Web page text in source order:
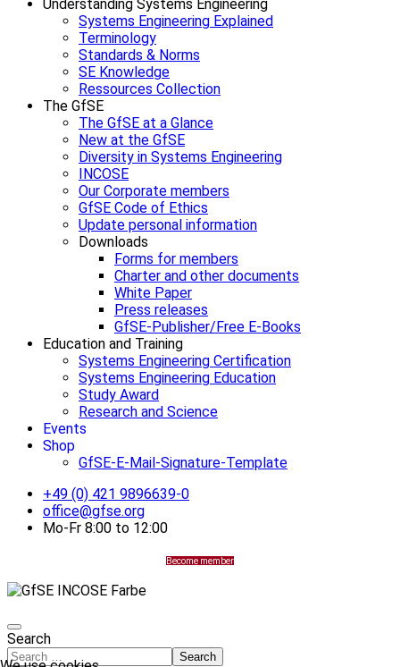
Understanding Systems Engineering
Systems Engineering Explained
Terminology
Standards & Norms
SE Knowledge
Ressources Collection
The GfSE
The GfSE at a Glance
New at the GfSE
Diversity in Systems Engineering
INCOSE
Our Corporate members
GfSE Code of Ethics
Update personal information
Downloads
Forms for members
Charter and other documents
White Paper
Press releases
GfSE-Publisher/Free E-Books
Education and Training
Systems Engineering Certification
Systems Engineering Education
Study Award
Research and Science
Events
Shop
GfSE-E-Mail-Signature-Template
+49 (0) 421 9896639-0
office@gfse.org
Mo-Fr 8:00 to 12:00
Become member
Search
Search